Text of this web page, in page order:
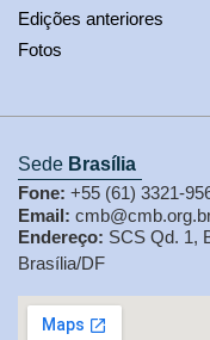
Edições anteriores
Fotos
Sede Brasília
Fone: +55 (61) 3321-
Email:
Endereço: SCS Qd. 1,
Brasília/DF